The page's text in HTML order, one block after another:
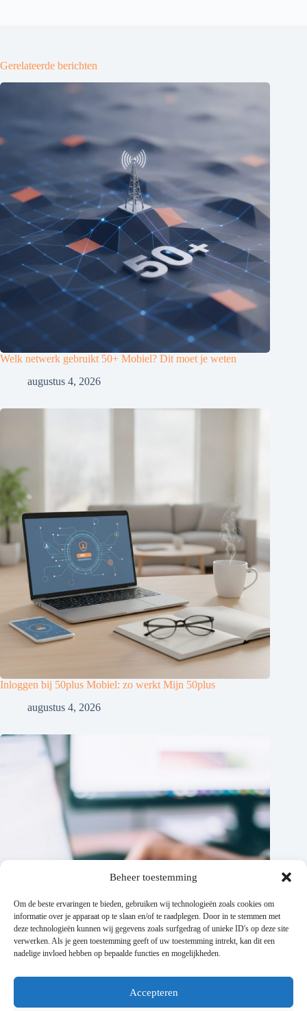
Beheer toestemming
Om de beste ervaringen te bieden, gebruiken wij technologieën zoals cookies om
informatie over je apparaat op te slaan en/of te raadplegen. Door in te stemmen met
deze technologieën kunnen wij gegevens zoals surfgedrag of unieke ID's op deze site
verwerken. Als je geen toestemming geeft of uw toestemming intrekt, kan dit een
nadelige invloed hebben op bepaalde functies en mogelijkheden.
Accepteren
Gerelateerde berichten
Welk netwerk gebruikt 50+ Mobiel? Dit moet je weten
augustus 4, 2026
Inloggen bij 50plus Mobiel: zo werkt Mijn 50plus
augustus 4, 2026